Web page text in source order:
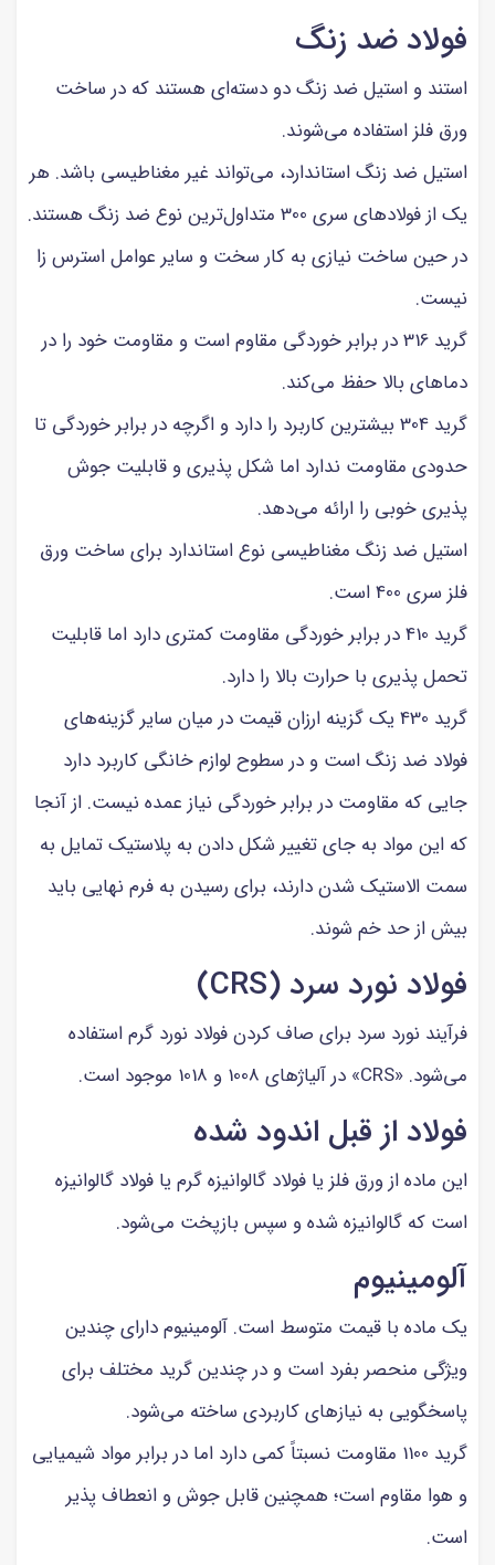
فولاد ضد زنگ
استند و استیل ضد زنگ دو دسته‌ای هستند که در ساخت
ورق فلز استفاده می‌شوند.
استیل ضد زنگ استاندارد، می‌تواند غیر مغناطیسی باشد. هر
یک از فولادهای سری 300 متداول‌ترین نوع ضد زنگ هستند.
در حین ساخت نیازی به کار سخت و سایر عوامل استرس زا
نیست.
گرید 316 در برابر خوردگی مقاوم است و مقاومت خود را در
دماهای بالا حفظ می‌کند.
گرید 304 بیشترین کاربرد را دارد و اگرچه در برابر خوردگی تا
حدودی مقاومت ندارد اما شکل پذیری و قابلیت جوش
پذیری خوبی را ارائه می‌دهد.
استیل ضد زنگ مغناطیسی نوع استاندارد برای ساخت ورق
فلز سری 400 است.
گرید 410 در برابر خوردگی مقاومت کمتری دارد اما قابلیت
تحمل پذیری با حرارت بالا را دارد.
گرید 430 یک گزینه ارزان قیمت در میان سایر گزینه‌های
فولاد ضد زنگ است و در سطوح لوازم خانگی کاربرد دارد
جایی که مقاومت در برابر خوردگی نیاز عمده نیست. از آنجا
که این مواد به جای تغییر شکل دادن به پلاستیک تمایل به
سمت الاستیک شدن دارند، برای رسیدن به فرم نهایی باید
بیش از حد خم شوند.
فولاد نورد سرد (CRS)
فرآیند نورد سرد برای صاف کردن فولاد نورد گرم استفاده
می‌شود. «CRS» در آلیاژهای 1008 و 1018 موجود است.
فولاد از قبل اندود شده
این ماده از ورق فلز یا فولاد گالوانیزه گرم یا فولاد گالوانیزه
است که گالوانیزه شده و سپس بازپخت می‌شود.
آلومینیوم
یک ماده با قیمت متوسط است. آلومینیوم دارای چندین
ویژگی منحصر بفرد است و در چندین گرید مختلف برای
پاسخگویی به نیازهای کاربردی ساخته می‌شود.
گرید 1100 مقاومت نسبتاً کمی دارد اما در برابر مواد شیمیایی
و هوا مقاوم است؛ همچنین قابل جوش و انعطاف پذیر
است.